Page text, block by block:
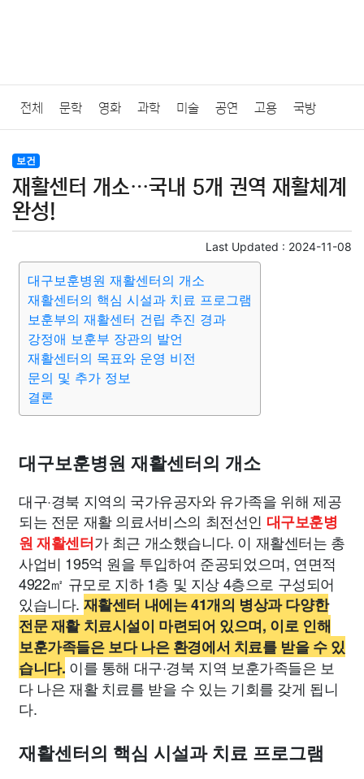
전체 문학 영화 과학 미술 공연 고용 국방
법률
질병 가요 방송 주식 암호화폐 블록체인
미용 증권 인테리어
요리 상품리뷰 원예 금융 게임
대출 자동차 취미 여행 맛집
종교 사회 정치
부동산 외국어 교육 교통 생활 기타
보건
재활센터 개소…국내 5개 권역 재활체계
완성!
Last Updated : 2024-11-08
대구보훈병원 재활센터의 개소
재활센터의 핵심 시설과 치료 프로그램
보훈부의 재활센터 건립 추진 경과
강정애 보훈부 장관의 발언
재활센터의 목표와 운영 비전
문의 및 추가 정보
결론
대구보훈병원 재활센터의 개소
대구·경북 지역의 국가유공자와 유가족을 위해 제공
되는 전문 재활 의료서비스의 최전선인 대구보훈병
원 재활센터가 최근 개소했습니다. 이 재활센터는 총
사업비 195억 원을 투입하여 준공되었으며, 연면적
4922㎡ 규모로 지하 1층 및 지상 4층으로 구성되어
있습니다. 재활센터 내에는 41개의 병상과 다양한
전문 재활 치료시설이 마련되어 있으며, 이로 인해
보훈가족들은 보다 나은 환경에서 치료를 받을 수 있
습니다. 이를 통해 대구·경북 지역 보훈가족들은 보
다 나은 재활 치료를 받을 수 있는 기회를 갖게 됩니
다.
재활센터의 핵심 시설과 치료 프로그램